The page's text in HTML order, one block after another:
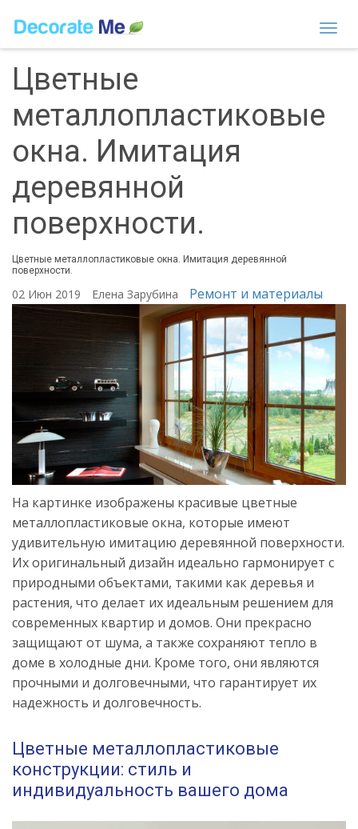
Цветные
металлопластиковые
окна. Имитация
деревянной
поверхности.
Цветные металлопластиковые окна. Имитация деревянной
поверхности.
02 Июн 2019 Елена Зарубина Ремонт и материалы
На картинке изображены красивые цветные
металлопластиковые окна, которые имеют
удивительную имитацию деревянной поверхности.
Их оригинальный дизайн идеально гармонирует с
природными объектами, такими как деревья и
растения, что делает их идеальным решением для
современных квартир и домов. Они прекрасно
защищают от шума, а также сохраняют тепло в
доме в холодные дни. Кроме того, они являются
прочными и долговечными, что гарантирует их
надежность и долговечность.
Цветные металлопластиковые
конструкции: стиль и
индивидуальность вашего дома